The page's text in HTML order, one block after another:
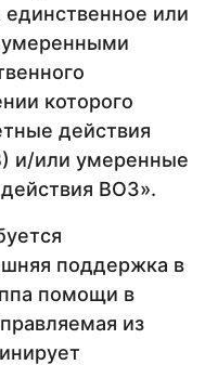
единственное или
которого
действия
и/или умеренные
ВОЗ».
поддержка в
помощи в
из